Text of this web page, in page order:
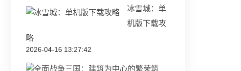
冰雪城：单
机版下载攻
略
2026-04-16 13:27:42